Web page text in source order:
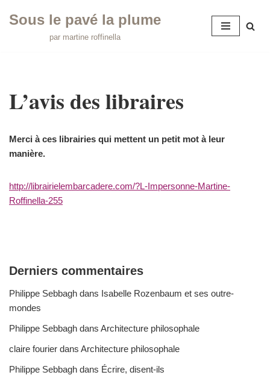
Sous le pavé la plume
par martine roffinella
L’avis des libraires
Merci à ces librairies qui mettent un petit mot à leur
manière.
http://librairielembarcadere.com/?L-Impersonne-Martine-
Roffinella-255
Derniers commentaires
Philippe Sebbagh dans Isabelle Rozenbaum et ses outre-
mondes
Philippe Sebbagh dans Architecture philosophale
claire fourier dans Architecture philosophale
Philippe Sebbagh dans Écrire, disent-ils